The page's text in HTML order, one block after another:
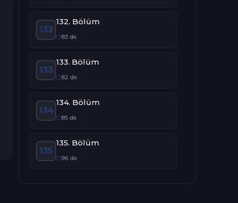
132
132. Bölüm
83 dk
133
133. Bölüm
82 dk
134
134. Bölüm
85 dk
135
135. Bölüm
96 dk